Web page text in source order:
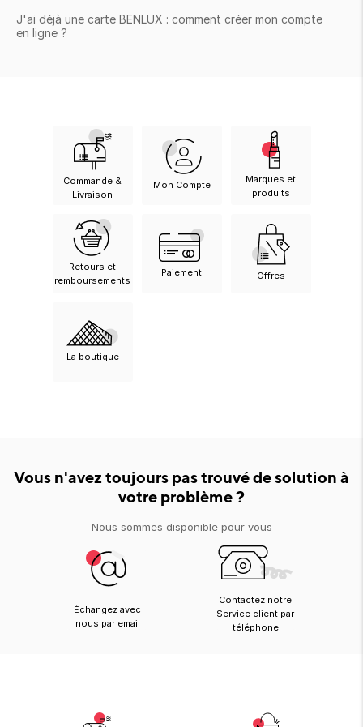
Scandal Absolu
J'ai déjà une carte BENLUX : comment créer mon compte
en ligne ?
Commande &
Livraison
Mon Compte
Marques et
produits
Retours et
remboursements
Paiement Offres
La boutique
Vous n'avez toujours pas trouvé de solution à
votre problème ?
Nous sommes disponible pour vous
Échangez avec
nous par email
Contactez notre
Service client par
téléphone